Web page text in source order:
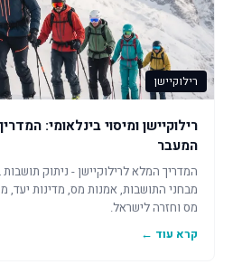
רילוקיישן
רילוקיישן ומיסוי בינלאומי:
המעבר
המדריך המלא לרילוקיישן - ניתוק
מס וחזרה לישראל.
קרא עוד ←